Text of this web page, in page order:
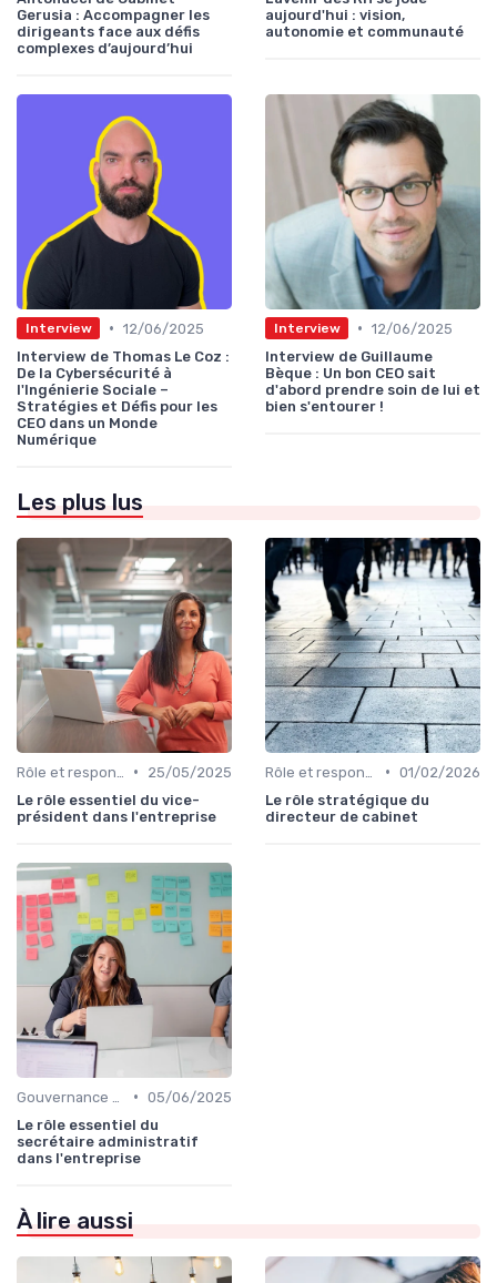
Gerusia : Accompagner les
dirigeants face aux défis
complexes d’aujourd’hui
aujourd'hui : vision,
autonomie et communauté
Interview • 12/06/2025
Interview de Thomas Le Coz :
De la Cybersécurité à
l'Ingénierie Sociale –
Stratégies et Défis pour les
CEO dans un Monde
Numérique
Interview • 12/06/2025
Interview de Guillaume
Bèque : Un bon CEO sait
d'abord prendre soin de lui et
bien s'entourer !
Les plus lus
•
25/05/2025
Le rôle essentiel du vice-
président dans l'entreprise
• 01/02/2026
Le rôle stratégique du
directeur de cabinet
• 05/06/2025
Le rôle essentiel du
secrétaire administratif
dans l'entreprise
À lire aussi